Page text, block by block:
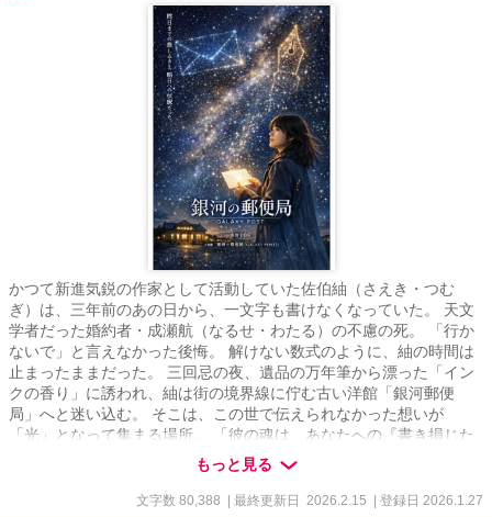
かつて新進気鋭の作家として活動していた佐伯紬（さえき・つむ
ぎ）は、三年前のあの日から、一文字も書けなくなっていた。 天文
学者だった婚約者・成瀬航（なるせ・わたる）の不慮の死。 「行か
ないで」と言えなかった後悔。 解けない数式のように、紬の時間は
止まったままだった。 三回忌の夜、遺品の万年筆から漂った「イン
クの香り」に誘われ、紬は街の境界線に佇む古い洋館「銀河郵便
局」へと迷い込む。 そこは、この世で伝えられなかった想いが
「光」となって集まる場所。 「彼の魂は、あなたへの『書き損じた
言葉』を抱えたまま、銀河の淵で迷子になっている」 銀髪の郵便局
長から告げられた衝撃の事実。 航を救う唯一の方法は、宇宙に散ら
ばった彼の記憶の断片を、紬が「代筆者」として再び綴ること。 紬
もっと見る
文字数 80,388 | 最終更新日 2026.2.15 | 登録日 2026.1.27